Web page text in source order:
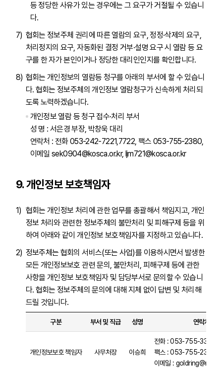
등 정당한 사유가 있는 경우에는 그 요구가 거절될 수 있습니
다.
협회는 정보주체 권리에 따른 열람의 요구, 정정·삭제의 요구,
처리정지의 요구, 자동화된 결정 거부·설명 요구 시 열람 등 요
구를 한 자가 본인이거나 정당한 대리인인지를 확인합니다.
협회는 개인정보의 열람등 청구를 아래의 부서에 할 수 있습니
다. 협회는 정보주체의 개인정보 열람청구가 신속하게 처리되
도록 노력하겠습니다.
개인정보 열람 등 청구 접수·처리 부서
성 명 : 서은경 부장, 박창욱 대리
연락처 : 전화 053-242-7221,7722, 팩스 053-755-2380,
이메일 sek0904@kosca.or.kr, ljm721@kosca.or.kr
9. 개인정보 보호책임자
협회는 개인정보 처리에 관한 업무를 총괄해서 책임지고, 개인
정보 처리와 관련한 정보주체의 불만처리 및 피해구제 등을 위
하여 아래와 같이 개인정보 보호책임자를 지정하고 있습니다.
정보주체는 협회의 서비스(또는 사업)를 이용하시면서 발생한
모든 개인정보보호 관련 문의, 불만처리, 피해구제 등에 관한
사항을 개인정보 보호책임자 및 담당부서로 문의할 수 있습니
다. 협회는 정보주체의 문의에 대해 지체 없이 답변 및 처리해
드릴 것입니다.
구분 부서 및 직급 성명 연락처
개인정보보호 책임자 사무처장 이승희
전화 : 053-755-3324
팩스 : 053-755-2380
이메일 :